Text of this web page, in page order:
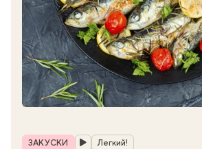
Рубрика
ЗАКУСКИ Легкий!